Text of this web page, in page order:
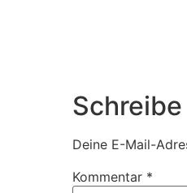
Deine E-Mail-
Kommentar *